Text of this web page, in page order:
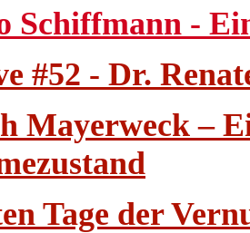
Schiffmann -
#52 - Dr.
Mayerweck –
Tage der